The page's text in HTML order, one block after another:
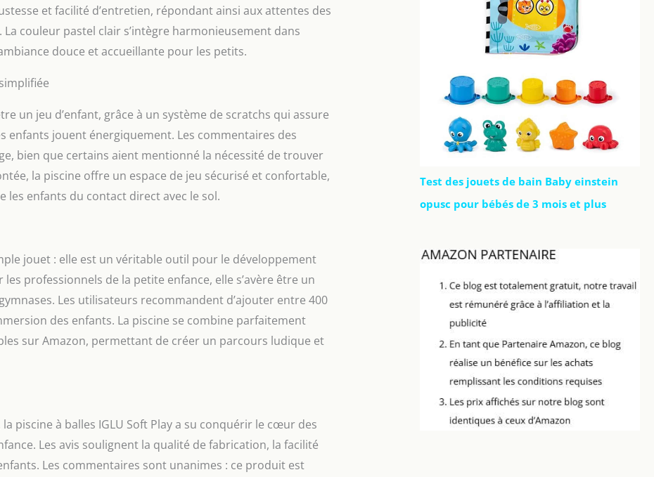
et facilité d’entretien, répondant ainsi aux attentes des
couleur pastel clair s’intègre harmonieusement dans
douce et accueillante pour les petits.
un jeu d’enfant, grâce à un système de scratchs qui assure
enfants jouent énergiquement. Les commentaires des
bien que certains aient mentionné la nécessité de trouver
la piscine offre un espace de jeu sécurisé et confortable,
enfants du contact direct avec le sol.
jouet : elle est un véritable outil pour le développement
professionnels de la petite enfance, elle s’avère être un
Les utilisateurs recommandent d’ajouter entre 400
des enfants. La piscine se combine parfaitement
sur Amazon, permettant de créer un parcours ludique et
piscine à balles IGLU Soft Play a su conquérir le cœur des
Les avis soulignent la qualité de fabrication, la facilité
Les commentaires sont unanimes : ce produit est
Test des jouets de bain Baby einstein
opusc pour bébés de 3 mois et plus